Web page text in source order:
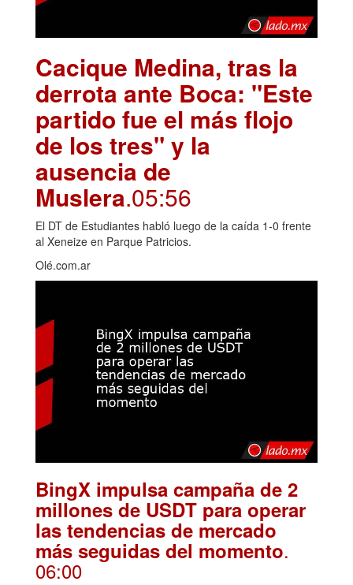
Cacique Medina, tras la
derrota ante Boca: "Este
partido fue el más flojo
de los tres" y la
ausencia de
Muslera.05:56
El DT de Estudiantes habló luego de la caída 1-0 frente
al Xeneize en Parque Patricios.
Olé.com.ar
BingX impulsa campaña de 2
millones de USDT para operar
las tendencias de mercado
más seguidas del momento.
06:00